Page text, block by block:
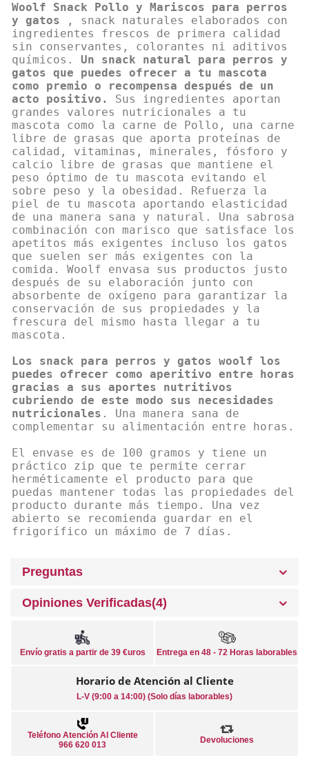
Woolf Snack Pollo y Mariscos para perros
y gatos , snack naturales elaborados con
ingredientes frescos de primera calidad
sin conservantes, colorantes ni aditivos
químicos. Un snack natural para perros y
gatos que puedes ofrecer a tu mascota
como premio o recompensa después de un
acto positivo.
Sus ingredientes aportan
grandes valores nutricionales a tu
mascota como la carne de Pollo, una carne
libre de grasas que aporta proteínas de
calidad, vitaminas, minerales, fósforo y
calcio libre de grasas que mantiene el
peso óptimo de tu mascota evitando el
sobre peso y la obesidad. Refuerza la
piel de tu mascota aportando elasticidad
de una manera sana y natural. Una sabrosa
combinación con marisco que satisface los
apetitos más exigentes incluso los gatos
que suelen ser más exigentes con la
comida. Woolf envasa sus productos justo
después de su elaboración junto con
absorbente de oxígeno para garantizar la
conservación de sus propiedades y la
frescura del mismo hasta llegar a tu
mascota.
Los snack para perros y gatos woolf los
puedes ofrecer como aperitivo entre horas
gracias a sus aportes nutritivos
cubriendo de este modo sus necesidades
nutricionales . Una manera sana de
complementar su alimentación entre horas.
El envase es de 100 gramos y tiene un
práctico zip que te permite cerrar
herméticamente el producto para que
puedas mantener todas las propiedades del
producto durante más tiempo. Una vez
abierto se recomienda guardar en el
frigorífico un máximo de 7 días.
Preguntas
Opiniones Verificadas(4)
Envío gratis a partir de 39 €uros Entrega en 48 - 72 Horas laborables
Horario de Atención al Cliente
L-V (9:00 a 14:00) (Solo días laborables)
Teléfono Atención Al Cliente
966 620 013
Devoluciones